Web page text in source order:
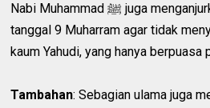
Nabi Muhammad ﷺ juga menganjurkan untuk berpuasa pada
tanggal 9 Muharram agar tidak
kaum Yahudi, yang hanya berpuasa
Tambahan: Sebagian ulama juga